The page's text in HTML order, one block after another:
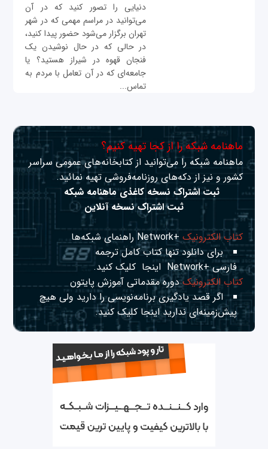
دنیایی را تصور کنید که در آن
می‌توانید در مراسم مهمی که در شهر
تهران برگزار می‌شود حضور پیدا کنید،
در حالی که در حال نوشیدن یک
فنجان قهوه در شیراز هستید؟ یا
جامعه‌ای که در آن تعامل با مردم به
تماس‌...
ماهنامه شبکه را از کجا تهیه کنیم؟
ماهنامه شبکه را می‌توانید از کتابخانه‌های عمومی سراسر
کشور و نیز از دکه‌های روزنامه‌فروشی تهیه نمائید.
ثبت اشتراک نسخه کاغذی ماهنامه شبکه
ثبت اشتراک نسخه آنلاین
کتاب الکترونیک+Network راهنمای شبکه‌ها
برای دانلود تنها کتاب کامل ترجمه
فارسی +Network
اینجا کلیک کنید.
کتاب الکترونیکدوره مقدماتی آموزش پایتون
اگر قصد یادگیری برنامه‌نویسی را دارید ولی هیچ
پیش‌زمینه‌ای نداریداینجا کلیک کنید.